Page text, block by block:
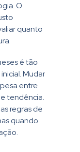
O
quanto
é tão
Mudar
entre
tendência.
regras de
quando